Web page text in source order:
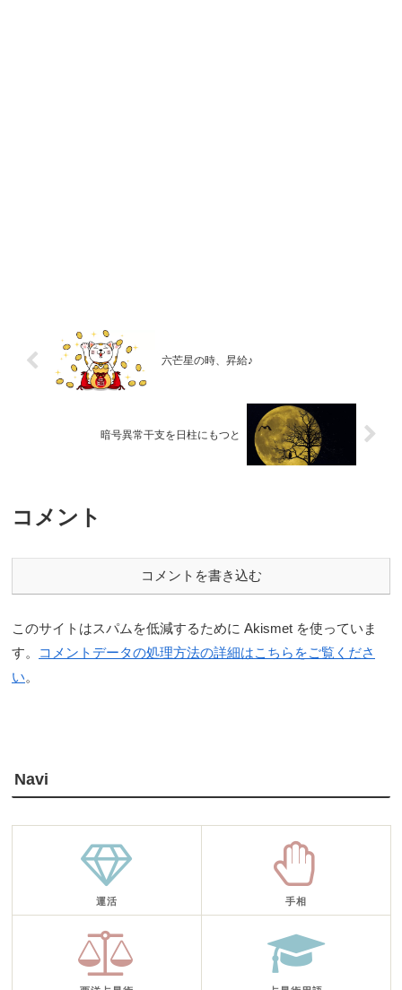
六芒星の時、昇給♪
暗号異常干支を日柱にもつと
コメント
コメントを書き込む
このサイトはスパムを低減するために Akismet を使っていま
す。
コメントデータの処理方法の詳細はこちらをご覧くださ
い。
Navi
運活 手相